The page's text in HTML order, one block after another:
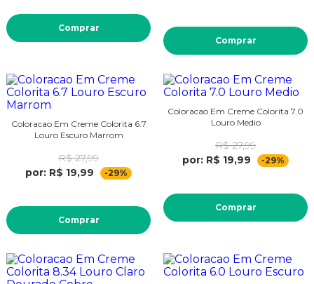
Comprar
Comprar
Coloracao Em Creme Colorita 6.7
Louro Escuro Marrom
R$ 27,99
por: R$ 19,99
-29%
Comprar
Coloracao Em Creme Colorita 7.0
Louro Medio
R$ 27,99
por: R$ 19,99
-29%
Comprar